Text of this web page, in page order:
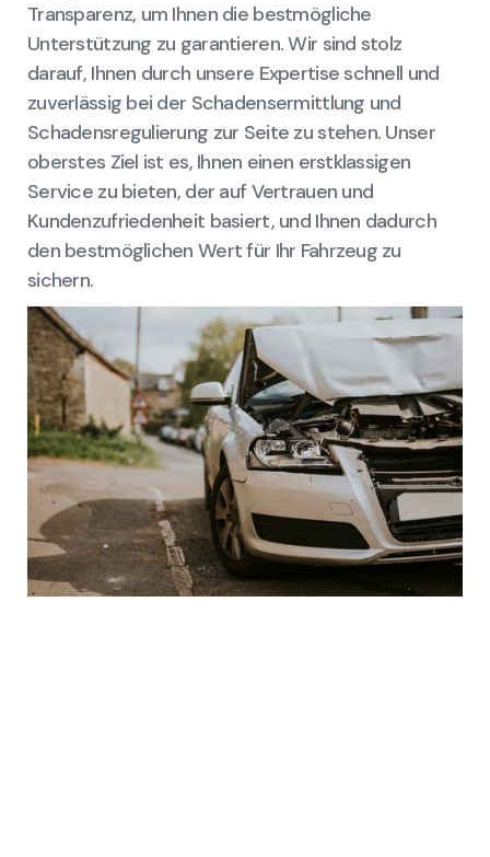
Transparenz, um Ihnen die bestmögliche
Unterstützung zu garantieren. Wir sind stolz
darauf, Ihnen durch unsere Expertise schnell und
zuverlässig bei der Schadensermittlung und
Schadensregulierung zur Seite zu stehen. Unser
oberstes Ziel ist es, Ihnen einen erstklassigen
Service zu bieten, der auf Vertrauen und
Kundenzufriedenheit basiert, und Ihnen dadurch
den bestmöglichen Wert für Ihr Fahrzeug zu
sichern.